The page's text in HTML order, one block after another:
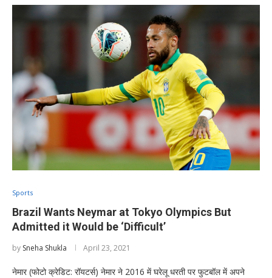
Sports
Brazil Wants Neymar at Tokyo Olympics But
Admitted it Would be ‘Difficult’
by Sneha Shukla April 23, 2021
नेमार (फोटो क्रेडिट: रॉयटर्स) नेमार ने 2016 में घरेलू धरती पर फुटबॉल में अपने